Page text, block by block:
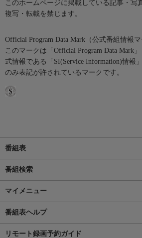
このホームページに掲載している記事・写
複写・転載を禁じます。
Official Program Data Mark（公式番組情報マ
このマークは「Official Program Data Mark
式情報である「SI(Service Information)情報
のみ表記が許されているマークです。
番組表
番組検索
マイメニュー
番組表ヘルプ
リモート録画予約ガイド